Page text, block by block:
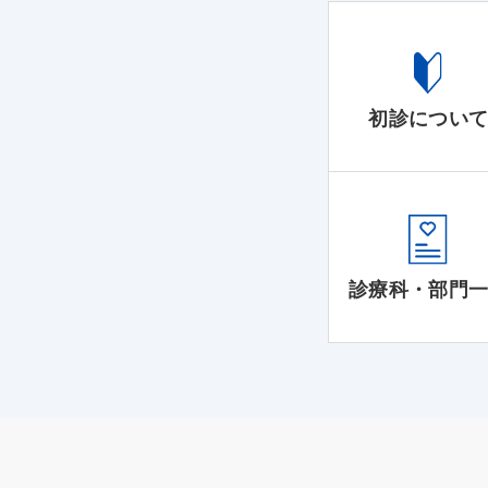
初診について
診療科・部門